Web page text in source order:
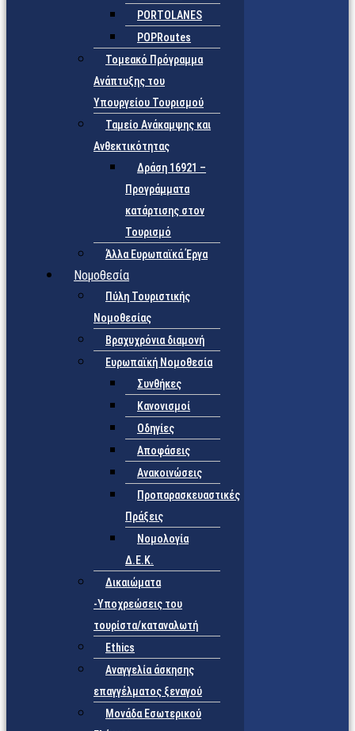
PORTOLANES
POPRoutes
Τομεακό Πρόγραμμα
Ανάπτυξης του
Υπουργείου Τουρισμού
Ταμείο Ανάκαμψης και
Ανθεκτικότητας
Δράση 16921 –
Προγράμματα
κατάρτισης στον
Τουρισμό
Άλλα Ευρωπαϊκά Έργα
Νομοθεσία
Πύλη Τουριστικής
Νομοθεσίας
Βραχυχρόνια διαμονή
Ευρωπαϊκή Νομοθεσία
Συνθήκες
Κανονισμοί
Οδηγίες
Αποφάσεις
Ανακοινώσεις
Προπαρασκευαστικές
Πράξεις
Νομολογία
Δ.Ε.Κ.
Δικαιώματα
-Υποχρεώσεις του
τουρίστα/καταναλωτή
Ethics
Αναγγελία άσκησης
επαγγέλματος ξεναγού
Μονάδα Εσωτερικού